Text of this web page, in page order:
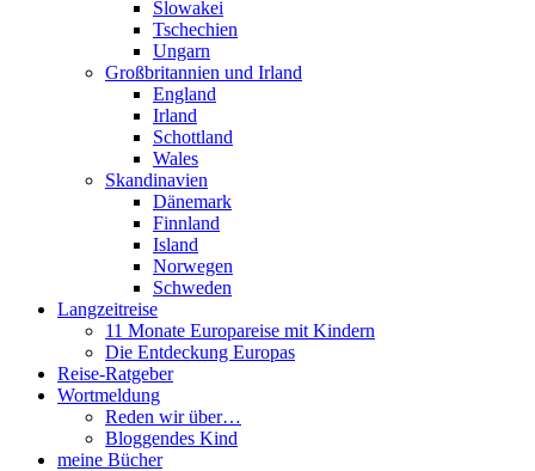
Slowakei
Tschechien
Ungarn
Großbritannien und Irland
England
Irland
Schottland
Wales
Skandinavien
Dänemark
Finnland
Island
Norwegen
Schweden
Langzeitreise
11 Monate Europareise mit Kindern
Die Entdeckung Europas
Reise-Ratgeber
Wortmeldung
Reden wir über…
Bloggendes Kind
meine Bücher